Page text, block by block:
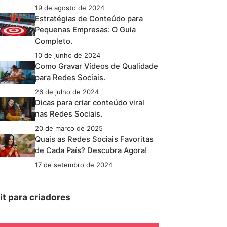
19 de agosto de 2024
Estratégias de Conteúdo para
Pequenas Empresas: O Guia
Completo.
10 de junho de 2024
Como Gravar Vídeos de Qualidade
para Redes Sociais.
26 de julho de 2024
Dicas para criar conteúdo viral
nas Redes Sociais.
20 de março de 2025
Quais as Redes Sociais Favoritas
de Cada País? Descubra Agora!
17 de setembro de 2024
para criadores